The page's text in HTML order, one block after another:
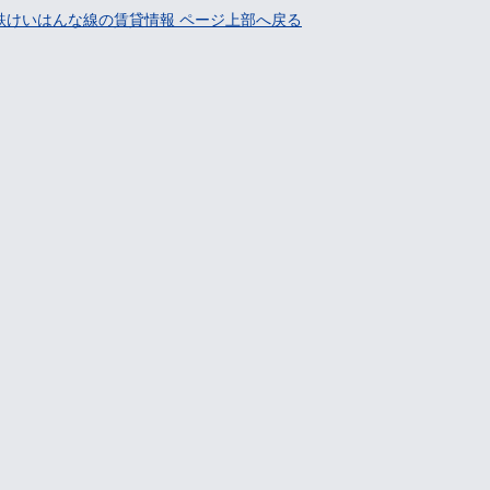
けいはんな線の賃貸情報 ページ上部へ戻る